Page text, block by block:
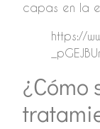
capas en la
https://
¿Cómo